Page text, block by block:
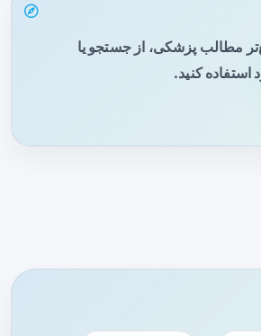
مطالب پزشکی، از جستجو یا
کنید.